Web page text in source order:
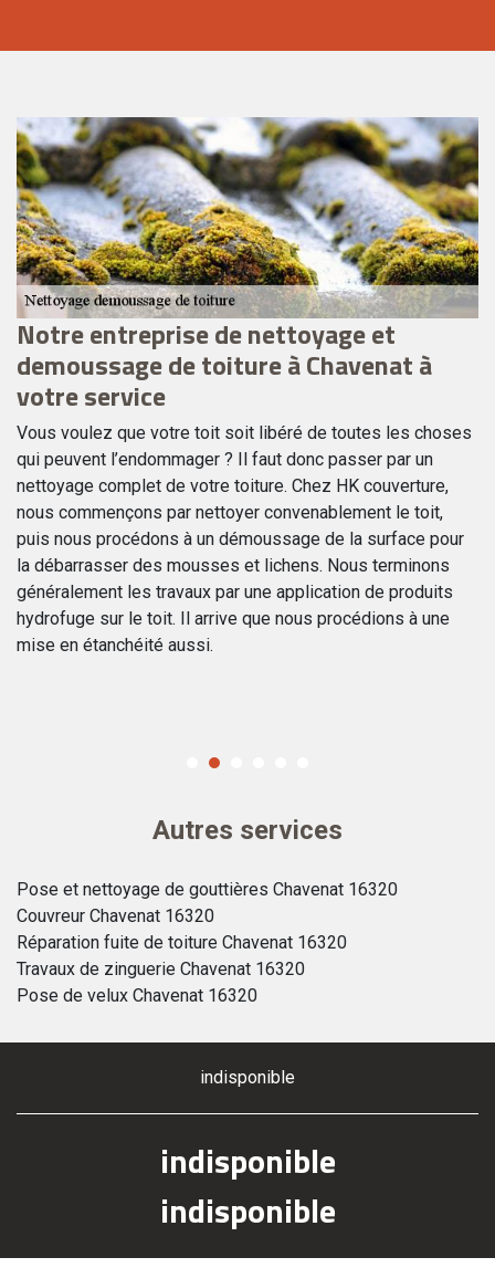
Notre entreprise de nettoyage et
demoussage de toiture à Chavenat à
votre service
Vous voulez que votre toit soit libéré de toutes les choses
qui peuvent l’endommager ? Il faut donc passer par un
nettoyage complet de votre toiture. Chez HK couverture,
nous commençons par nettoyer convenablement le toit,
puis nous procédons à un démoussage de la surface pour
la débarrasser des mousses et lichens. Nous terminons
généralement les travaux par une application de produits
hydrofuge sur le toit. Il arrive que nous procédions à une
mise en étanchéité aussi.
Autres services
Pose et nettoyage de gouttières Chavenat 16320
Couvreur Chavenat 16320
Réparation fuite de toiture Chavenat 16320
Travaux de zinguerie Chavenat 16320
Pose de velux Chavenat 16320
indisponible
indisponible
indisponible